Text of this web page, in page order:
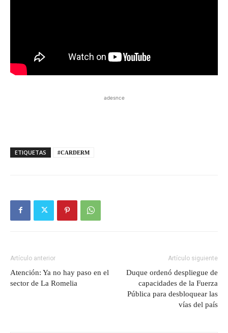
adesnce
ETIQUETAS #CARDERM
Artículo anterior
Atención: Ya no hay paso en el
sector de La Romelia
Artículo siguiente
Duque ordenó despliegue de
capacidades de la Fuerza
Pública para desbloquear las
vías del país